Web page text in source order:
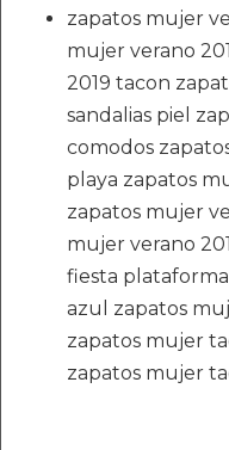
zapatos mujer
mujer verano
2019 tacon
sandalias piel
comodos
playa zapatos
zapatos mujer
mujer verano
fiesta
azul zapatos
zapatos mujer
zapatos mujer